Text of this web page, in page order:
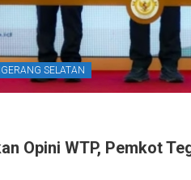
SELATAN
Opini WTP, Pemkot